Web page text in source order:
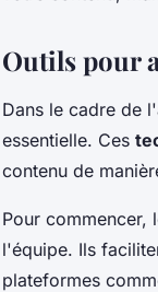
Outils pour
Dans le cadre de
essentielle. Ces
contenu de
Pour commencer,
l'équipe. Ils
plateformes